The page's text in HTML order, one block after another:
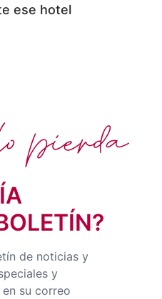
ese hotel
de noticias y
y
su correo
pierda